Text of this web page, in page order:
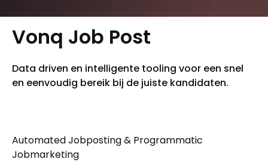
Vonq Job Post
Data driven en intelligente tooling voor een snel
en eenvoudig bereik bij de juiste kandidaten.
Automated Jobposting & Programmatic
Jobmarketing